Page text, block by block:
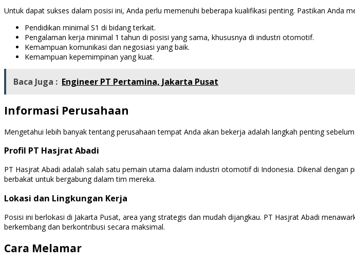
Untuk dapat sukses dalam posisi ini, Anda perlu memenuhi beberapa kualifikasi penting. Pastikan Anda
Pendidikan minimal S1 di bidang terkait.
Pengalaman kerja minimal 1 tahun di posisi yang sama, khususnya di industri otomotif.
Kemampuan komunikasi dan negosiasi yang baik.
Kemampuan kepemimpinan yang kuat.
Baca Juga : Engineer PT Pertamina, Jakarta Pusat
Informasi Perusahaan
Mengetahui lebih banyak tentang perusahaan tempat Anda akan bekerja adalah langkah penting
Profil PT Hasjrat Abadi
PT Hasjrat Abadi adalah salah satu pemain utama dalam industri otomotif di Indonesia. Dikenal
berbakat untuk bergabung dalam tim mereka.
Lokasi dan Lingkungan Kerja
Posisi ini berlokasi di Jakarta Pusat, area yang strategis dan mudah dijangkau. PT Hasjrat Abadi
berkembang dan berkontribusi secara maksimal.
Cara Melamar